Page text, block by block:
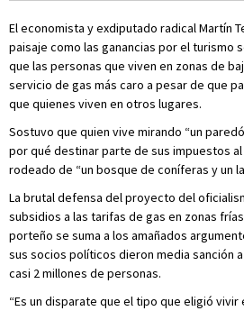
El economista y exdiputado radical Martín
paisaje como las ganancias por el turismo
que las personas que viven en zonas de
servicio de gas más caro a pesar de que
que quienes viven en otros lugares.
Sostuvo que quien vive mirando “un
por qué destinar parte de sus impuestos
rodeado de “un bosque de coníferas y un
La brutal defensa del proyecto del
subsidios a las tarifas de gas en zonas
porteño se suma a los amañados
sus socios políticos dieron media sanción
casi 2 millones de personas.
“Es un disparate que el tipo que eligió vivir